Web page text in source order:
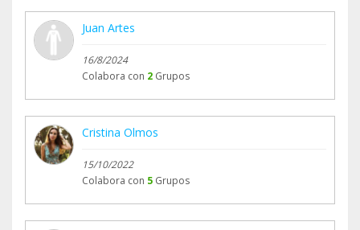
Juan Artes
16/8/2024
Colabora con 2 Grupos
Cristina Olmos
15/10/2022
Colabora con 5 Grupos